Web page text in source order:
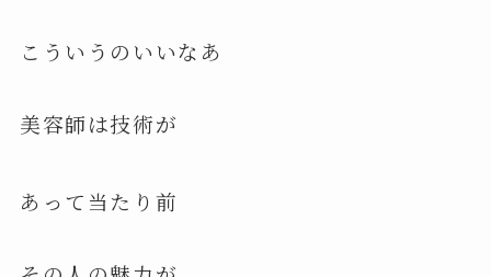
こういうのいいなあ
美容師は技術が
あって当たり前